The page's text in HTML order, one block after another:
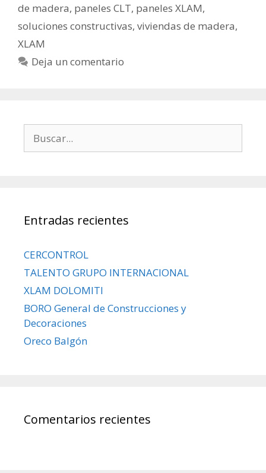
de madera, paneles CLT, paneles XLAM,
soluciones constructivas, viviendas de madera,
XLAM
Deja un comentario
Entradas recientes
CERCONTROL
TALENTO GRUPO INTERNACIONAL
XLAM DOLOMITI
BORO General de Construcciones y
Decoraciones
Oreco Balgón
Comentarios recientes